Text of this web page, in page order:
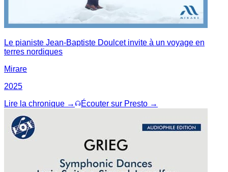
Le pianiste Jean-Baptiste Doulcet invite à un voyage en
terres nordiques
Mirare
2025
Lire la chronique →
Écouter sur Presto →